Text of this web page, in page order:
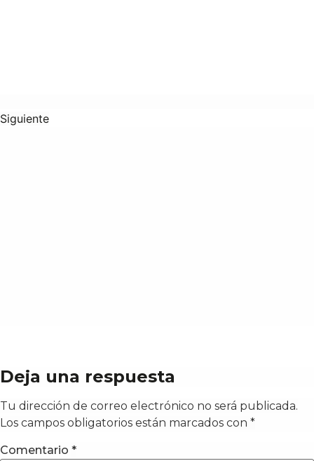
Siguiente
Deja una respuesta
Tu dirección de correo electrónico no será publicada.
Los campos obligatorios están marcados con *
Comentario *